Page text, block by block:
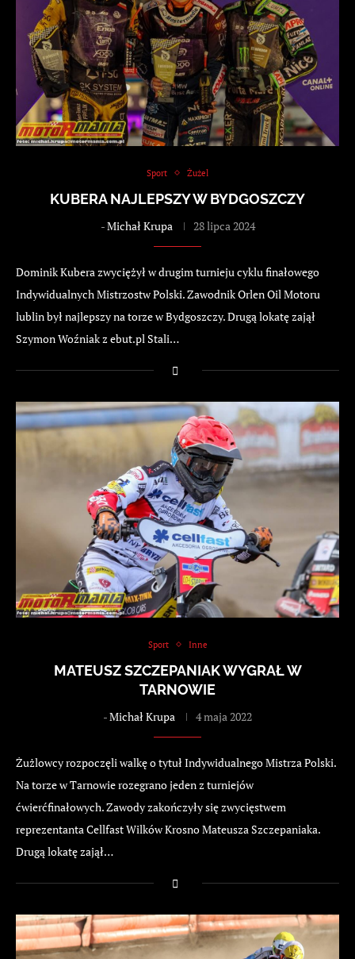
Sport Żużel
KUBERA NAJLEPSZY W BYDGOSZCZY
-Michał Krupa 28 lipca 2024
Dominik Kubera zwyciężył w drugim turnieju cyklu finałowego
Indywidualnych Mistrzostw Polski. Zawodnik Orlen Oil Motoru
lublin był najlepszy na torze w Bydgoszczy. Drugą lokatę zajął
Szymon Woźniak z ebut.pl Stali…
Sport Inne
MATEUSZ SZCZEPANIAK WYGRAŁ W
TARNOWIE
-Michał Krupa 4 maja 2022
Żużlowcy rozpoczęli walkę o tytuł Indywidualnego Mistrza Polski.
Na torze w Tarnowie rozegrano jeden z turniejów
ćwierćfinałowych. Zawody zakończyły się zwycięstwem
reprezentanta Cellfast Wilków Krosno Mateusza Szczepaniaka.
Drugą lokatę zajął…